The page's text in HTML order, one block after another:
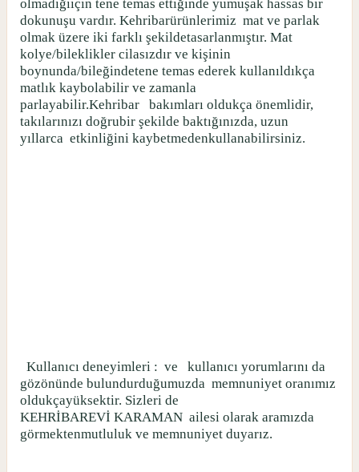
olmadığıiçin tene temas ettiğinde yumuşak hassas bir
dokunuşu vardır. Kehribarürünlerimiz mat ve parlak
olmak üzere iki farklı şekildetasarlanmıştır. Mat
kolye/bileklikler cilasızdır ve kişinin
boynunda/bileğindetene temas ederek kullanıldıkça
matlık kaybolabilir ve zamanla
parlayabilir.Kehribar
bakımları oldukça önemlidir,
takılarınızı doğrubir şekilde baktığınızda, uzun
yıllarca etkinliğini kaybetmedenkullanabilirsiniz.
Kullanıcı deneyimleri : ve
kullanıcı yorumlarını da
gözönünde bulundurduğumuzda memnuniyet oranımız
oldukçayüksektir. Sizleri de
KEHRİBAREVİ KARAMAN ailesi olarak aramızda
görmektenmutluluk ve memnuniyet duyarız.